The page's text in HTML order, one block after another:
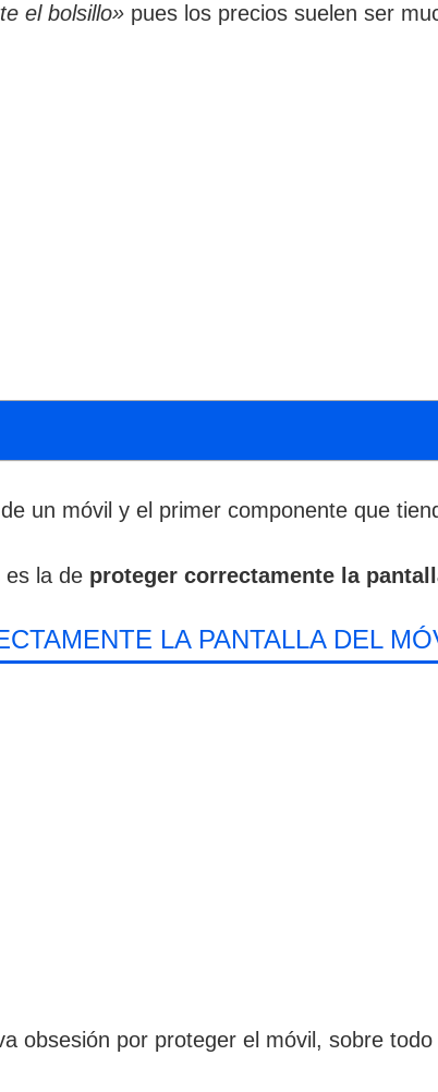
el bolsillo» pues los precios suelen ser
un móvil y el primer componente que
es la de proteger correctamente la
LA PANTALLA DEL
obsesión por proteger el móvil, sobre